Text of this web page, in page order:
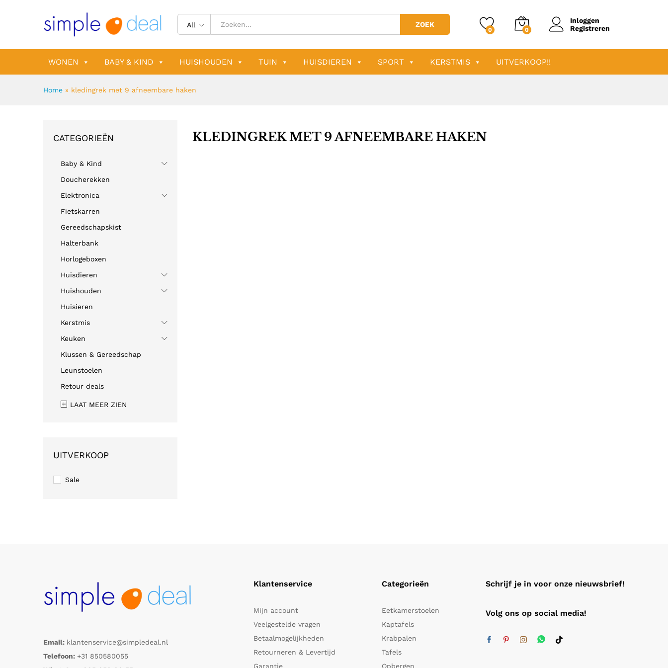
All ZOEK
0 0
Inloggen
Registreren
WONEN BABY & KIND HUISHOUDEN TUIN HUISDIEREN SPORT KERSTMIS UITVERKOOP!!
Home » kledingrek met 9 afneembare haken
KLEDINGREK MET 9 AFNEEMBARE HAKEN
CATEGORIEËN
Baby & Kind
Doucherekken
Elektronica
Fietskarren
Gereedschapskist
Halterbank
Horlogeboxen
Huisdieren
Huishouden
Huisieren
Kerstmis
Keuken
Klussen & Gereedschap
Leunstoelen
Retour deals
LAAT MEER ZIEN
UITVERKOOP
Sale
Email: klantenservice@simpledeal.nl
Telefoon: +31 850580055
Klantenservice
Mijn account
Veelgestelde vragen
Betaalmogelijkheden
Retourneren & Levertijd
Garantie
Categorieën
Eetkamerstoelen
Kaptafels
Krabpalen
Tafels
Opbergen
Schrijf je in voor onze nieuwsbrief!
Volg ons op social media!